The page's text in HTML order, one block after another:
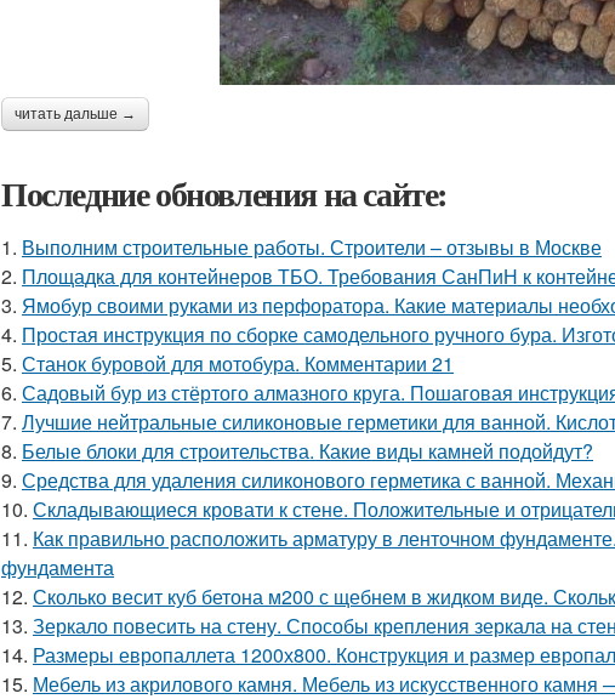
читать дальше →
Последние обновления на сайте:
1. Выполним строительные работы. Строители – отзывы в Москве
2. Площадка для контейнеров ТБО. Требования СанПиН к
3. Ямобур своими руками из перфоратора. Какие материалы
4. Простая инструкция по сборке самодельного ручного бура.
5. Станок буровой для мотобура. Комментарии 21
6. Садовый бур из стёртого алмазного круга. Пошаговая
7. Лучшие нейтральные силиконовые герметики для ванной.
8. Белые блоки для строительства. Какие виды камней подойдут?
9. Средства для удаления силиконового герметика с ванной.
10. Складывающиеся кровати к стене. Положительные и
11. Как правильно расположить арматуру в ленточном
фундамента
12. Сколько весит куб бетона м200 с щебнем в жидком виде.
13. Зеркало повесить на стену. Способы крепления зеркала на
14. Размеры европаллета 1200х800. Конструкция и размер
15. Мебель из акрилового камня. Мебель из искусственного